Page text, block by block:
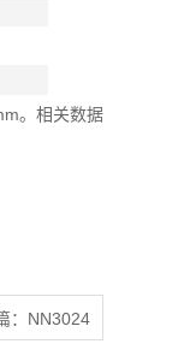
。相关数据
： NN3024